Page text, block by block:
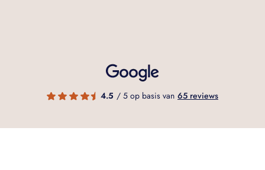
4.5 / 5 op basis van 65 reviews